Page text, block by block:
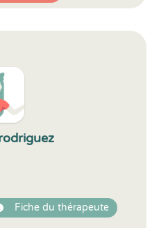
Fiche du thérapeute